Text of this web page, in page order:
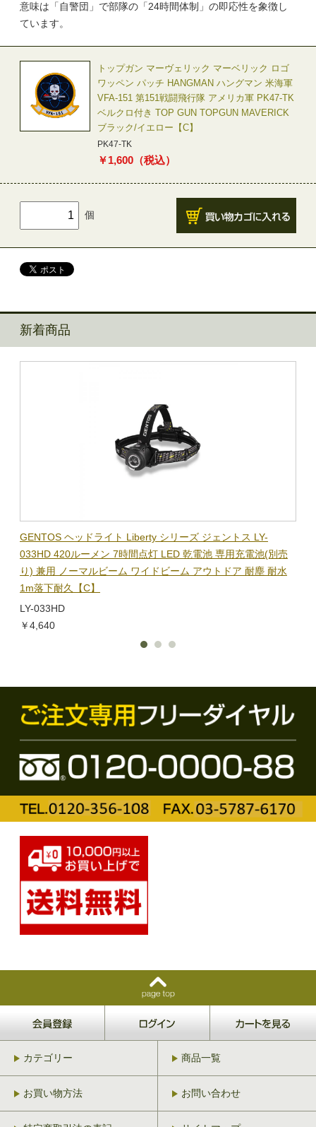
意味は「自警団」で部隊の「24時間体制」の即応性を象徴し
ています。
トップガン マーヴェリック マーベリック ロゴ
ワッペン パッチ HANGMAN ハングマン 米海軍
VFA-151 第151戦闘飛行隊 アメリカ軍 PK47-TK
ベルクロ付き TOP GUN TOPGUN MAVERICK
ブラック/イエロー【C】
PK47-TK
￥1,600 （税込）
個
新着商品
GENTOS ヘッドライト Liberty シリーズ ジェントス LY-
033HD 420ルーメン 7時間点灯 LED 乾電池 専用充電池(別売
り) 兼用 ノーマルビーム ワイドビーム アウトドア 耐塵 耐水
1m落下耐久【C】
LY-033HD
￥4,640
カテゴリー 商品一覧
お買い物方法 お問い合わせ